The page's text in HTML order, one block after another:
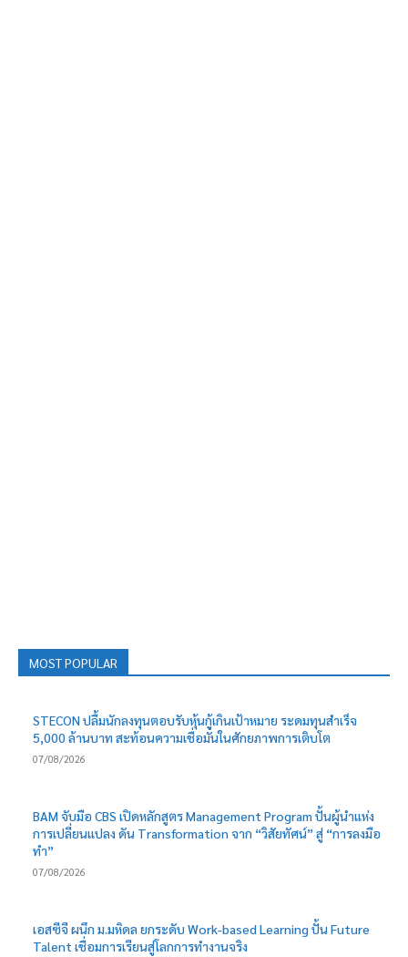
MOST POPULAR
STECON ปลื้มนักลงทุนตอบรับหุ้นกู้เกินเป้าหมาย ระดมทุนสำเร็จ
5,000 ล้านบาท สะท้อนความเชื่อมั่นในศักยภาพการเติบโต
07/08/2026
BAM จับมือ CBS เปิดหลักสูตร Management Program ปั้นผู้นำแห่ง
การเปลี่ยนแปลง ดัน Transformation จาก “วิสัยทัศน์” สู่ “การลงมือ
ทำ”
07/08/2026
เอสซีจี ผนึก ม.มหิดล ยกระดับ Work-based Learning ปั้น Future
Talent เชื่อมการเรียนสู่โลกการทำงานจริง